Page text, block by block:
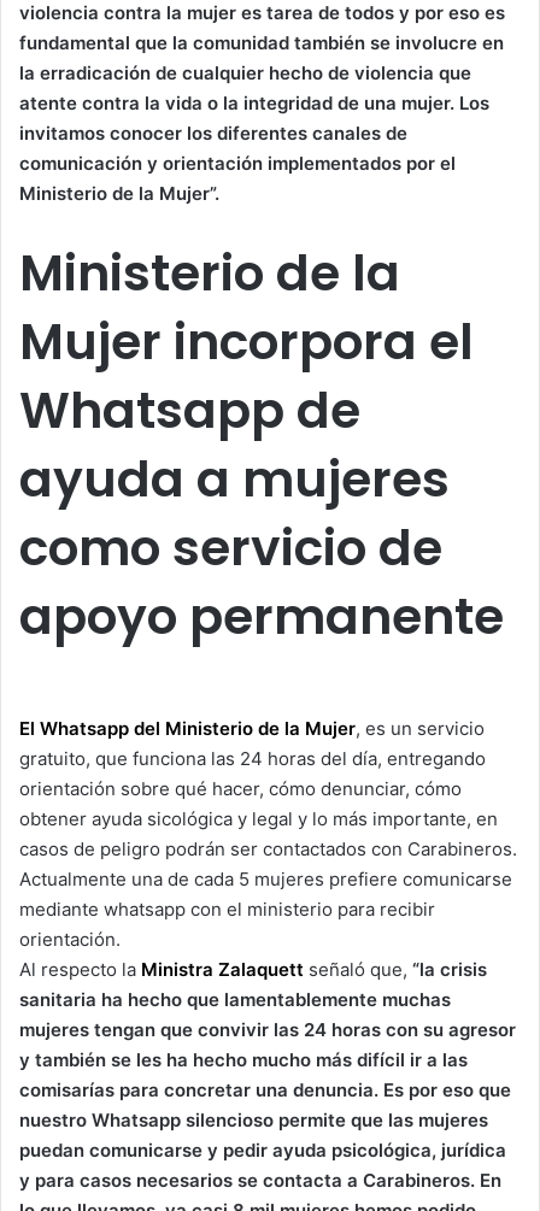
violencia contra la mujer es tarea de todos y por eso es
fundamental que la comunidad también se involucre en
la erradicación de cualquier hecho de violencia que
atente contra la vida o la integridad de una mujer. Los
invitamos conocer los diferentes canales de
comunicación y orientación implementados por el
Ministerio de la Mujer”.
Ministerio de la
Mujer incorpora el
Whatsapp de
ayuda a mujeres
como servicio de
apoyo permanente
El Whatsapp del Ministerio de la Mujer, es un servicio
gratuito, que funciona las 24 horas del día, entregando
orientación sobre qué hacer, cómo denunciar, cómo
obtener ayuda sicológica y legal y lo más importante, en
casos de peligro podrán ser contactados con Carabineros.
Actualmente una de cada 5 mujeres prefiere comunicarse
mediante whatsapp con el ministerio para recibir
orientación.
Al respecto la Ministra Zalaquett señaló que, “la crisis
sanitaria ha hecho que lamentablemente muchas
mujeres tengan que convivir las 24 horas con su agresor
y también se les ha hecho mucho más difícil ir a las
comisarías para concretar una denuncia. Es por eso que
nuestro Whatsapp silencioso permite que las mujeres
puedan comunicarse y pedir ayuda psicológica, jurídica
y para casos necesarios se contacta a Carabineros. En